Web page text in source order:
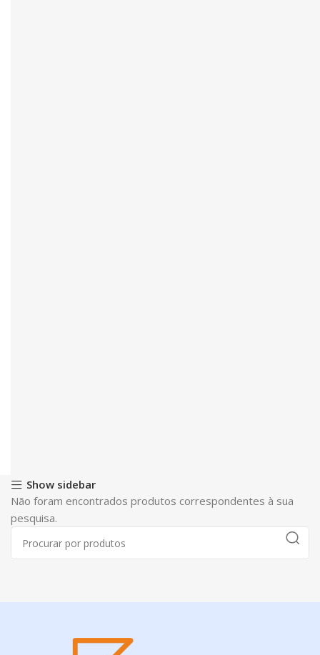
Show sidebar
Não foram encontrados produtos correspondentes à sua
pesquisa.